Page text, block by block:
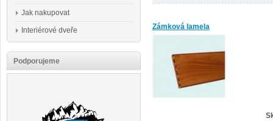
Zámková lamela
Jak nakupovat
Interiérové dveře
Podporujeme